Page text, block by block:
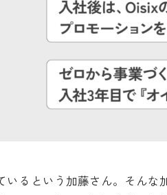
いるという加藤さん。そん